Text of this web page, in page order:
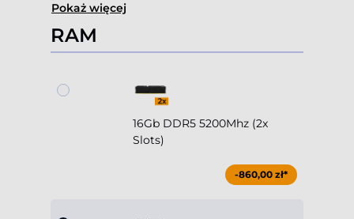
Pokaż więcej
RAM
16Gb DDR5 5200Mhz (2x
Slots)
-860,00 zł*